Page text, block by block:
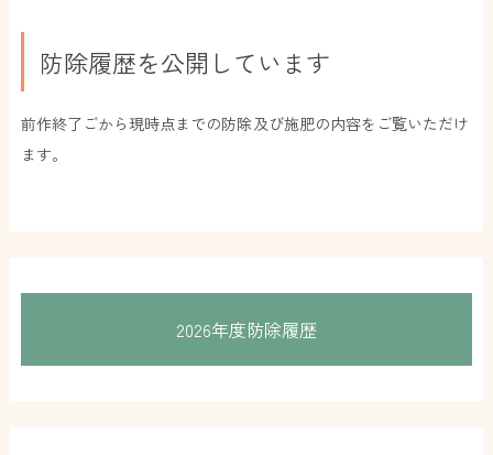
防除履歴を公開しています
前作終了ごから現時点までの防除及び施肥の内容をご覧いただけ
ます。
2026年度防除履歴